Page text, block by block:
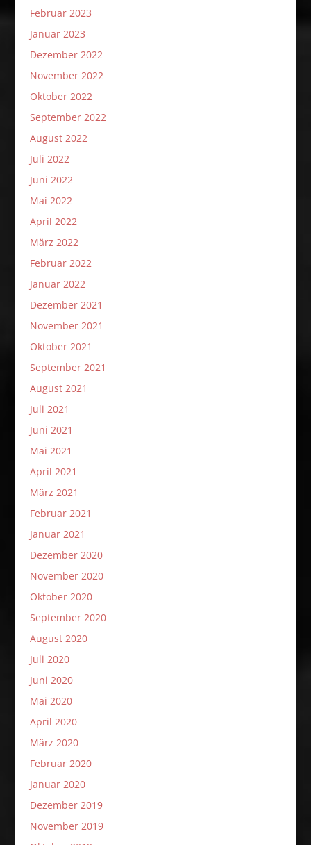
Februar 2023
Januar 2023
Dezember 2022
November 2022
Oktober 2022
September 2022
August 2022
Juli 2022
Juni 2022
Mai 2022
April 2022
März 2022
Februar 2022
Januar 2022
Dezember 2021
November 2021
Oktober 2021
September 2021
August 2021
Juli 2021
Juni 2021
Mai 2021
April 2021
März 2021
Februar 2021
Januar 2021
Dezember 2020
November 2020
Oktober 2020
September 2020
August 2020
Juli 2020
Juni 2020
Mai 2020
April 2020
März 2020
Februar 2020
Januar 2020
Dezember 2019
November 2019